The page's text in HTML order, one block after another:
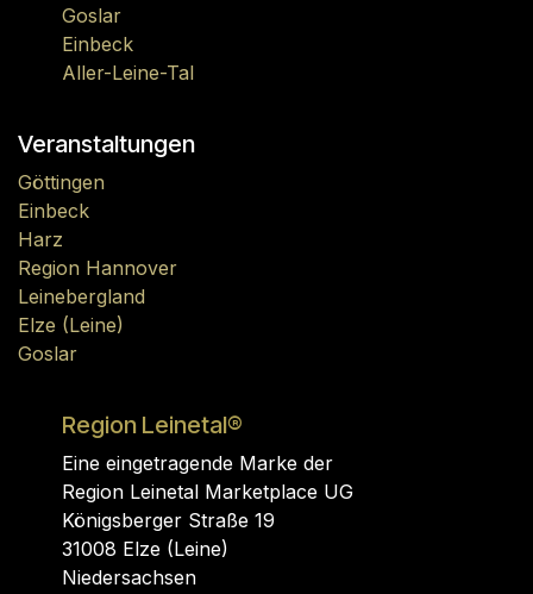
Goslar
Einbeck
Aller-Leine-Tal
Veranstaltungen
Göttingen
Einbeck
Harz
Region Hannover
Leinebergland
Elze (Leine)
Goslar
Region Leinetal®
Eine eingetragende Marke der
Region Leinetal Marketplace UG
Königsberger Straße 19
31008 Elze (Leine)
Niedersachsen